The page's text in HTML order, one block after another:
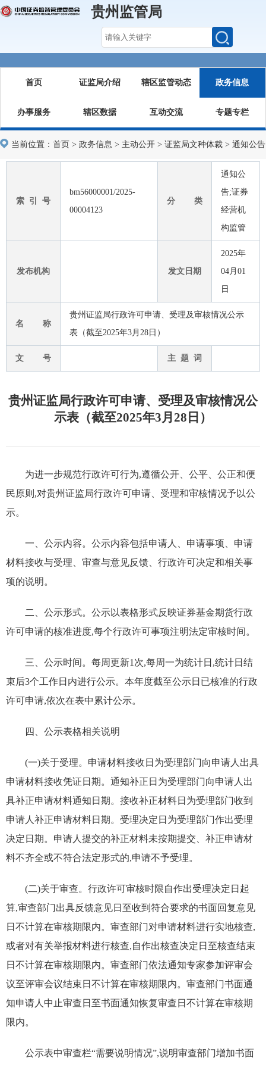
贵州监管局
首页 证监局介绍 辖区监管动态 政务信息
办事服务 辖区数据 互动交流 专题专栏
当前位置： 首页 > 政务信息 > 主动公开 > 证监局文种体裁 > 通知公告
索 引 号
bm56000001/2025-
00004123
分 类
通知公
告;证券
经营机
构监管
发布机构 发文日期
2025年
04月01
日
名 称
贵州证监局行政许可申请、受理及审核情况公示
表（截至2025年3月28日）
文 号 主 题 词
贵州证监局行政许可申请、受理及审核情况公
示表（截至2025年3月28日）
为进一步规范行政许可行为,遵循公开、公平、公正和便
民原则,对贵州证监局行政许可申请、受理和审核情况予以公
示。
一、公示内容。公示内容包括申请人、申请事项、申请
材料接收与受理、审查与意见反馈、行政许可决定和相关事
项的说明。
二、公示形式。公示以表格形式反映证券基金期货行政
许可申请的核准进度,每个行政许可事项注明法定审核时间。
三、公示时间。每周更新1次,每周一为统计日,统计日结
束后3个工作日内进行公示。本年度截至公示日已核准的行政
许可申请,依次在表中累计公示。
四、公示表格相关说明
(一)关于受理。申请材料接收日为受理部门向申请人出具
申请材料接收凭证日期。通知补正日为受理部门向申请人出
具补正申请材料通知日期。接收补正材料日为受理部门收到
申请人补正申请材料日期。受理决定日为受理部门作出受理
决定日期。申请人提交的补正材料未按期提交、补正申请材
料不齐全或不符合法定形式的,申请不予受理。
(二)关于审查。行政许可审核时限自作出受理决定日起
算,审查部门出具反馈意见日至收到符合要求的书面回复意见
日不计算在审核期限内。审查部门对申请材料进行实地核查,
或者对有关举报材料进行核查,自作出核查决定日至核查结束
日不计算在审核期限内。审查部门依法通知专家参加评审会
议至评审会议结束日不计算在审核期限内。审查部门书面通
知申请人中止审查日至书面通知恢复审查日不计算在审核期
限内。
公示表中审查栏“需要说明情况”,说明审查部门增加书面